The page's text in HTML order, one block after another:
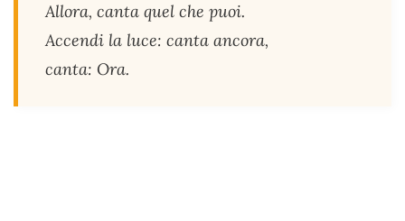
Allora, canta quel che puoi.
Accendi la luce: canta ancora,
canta: Ora.